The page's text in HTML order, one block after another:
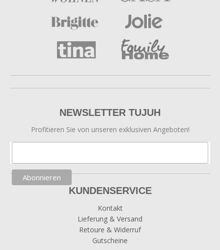
NEWSLETTER TUJUH
Profitieren Sie von unseren exklusiven Angeboten!
KUNDENSERVICE
Kontakt
Lieferung & Versand
Retoure & Widerruf
Gutscheine